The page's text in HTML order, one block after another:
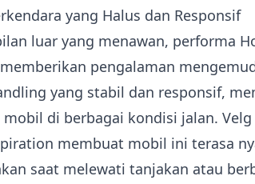
yang Halus dan Responsif
luar yang menawan, performa
pengalaman
yang stabil dan responsif,
di berbagai kondisi jalan.
membuat mobil ini terasa
saat melewati tanjakan atau